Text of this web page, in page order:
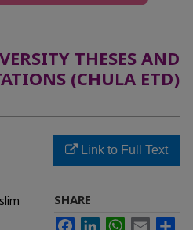
THESES AND
(CHULA ETD)
Link to Full Text
SHARE
FacebookLinkedInWhatsApp
Email